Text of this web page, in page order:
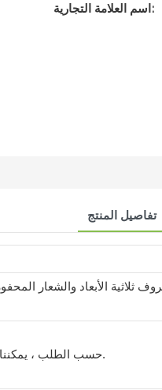
اسم العلامة التجارية:
تفاصيل المنتج
ثلاثية الأبعاد والشعار
حسب الطلب ، يمكننا تخصيص الحجم والعمل به بناءً على منتجاتك.